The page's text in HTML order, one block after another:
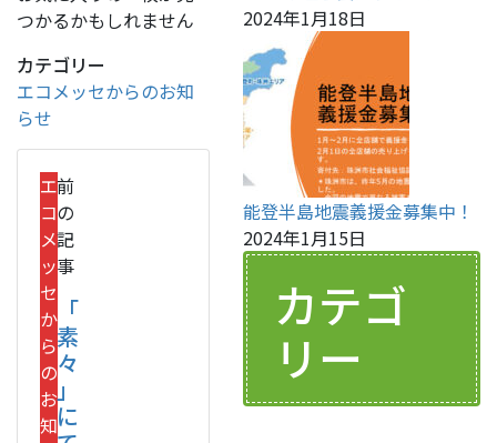
つかるかもしれません
カテゴリー
エコメッセからのお知
らせ
エ
コ
メ
ッ
セ
か
ら
の
お
知
前
の
記
事
「
素
々
」
に
2024年1月18日
能登半島地震義援金募集中！
2024年1月15日
カテゴ
リー